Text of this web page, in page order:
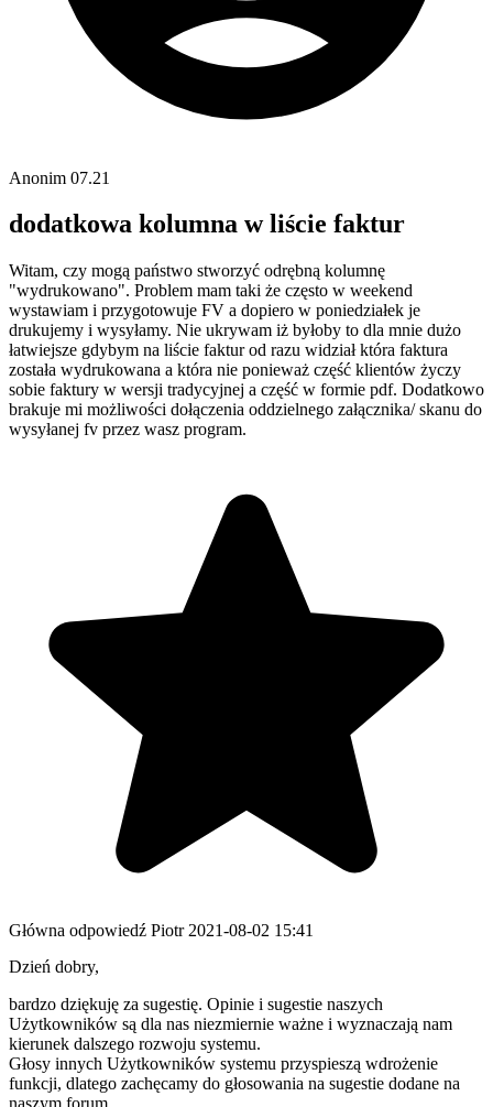
Anonim 07.21
dodatkowa kolumna w liście faktur
Witam, czy mogą państwo stworzyć odrębną kolumnę
"wydrukowano". Problem mam taki że często w weekend
wystawiam i przygotowuje FV a dopiero w poniedziałek je
drukujemy i wysyłamy. Nie ukrywam iż byłoby to dla mnie dużo
łatwiejsze gdybym na liście faktur od razu widział która faktura
została wydrukowana a która nie ponieważ część klientów życzy
sobie faktury w wersji tradycyjnej a część w formie pdf. Dodatkowo
brakuje mi możliwości dołączenia oddzielnego załącznika/ skanu do
wysyłanej fv przez wasz program.
Główna odpowiedź Piotr 2021-08-02 15:41
Dzień dobry,
bardzo dziękuję za sugestię. Opinie i sugestie naszych
Użytkowników są dla nas niezmiernie ważne i wyznaczają nam
kierunek dalszego rozwoju systemu.
Głosy innych Użytkowników systemu przyspieszą wdrożenie
funkcji, dlatego zachęcamy do głosowania na sugestie dodane na